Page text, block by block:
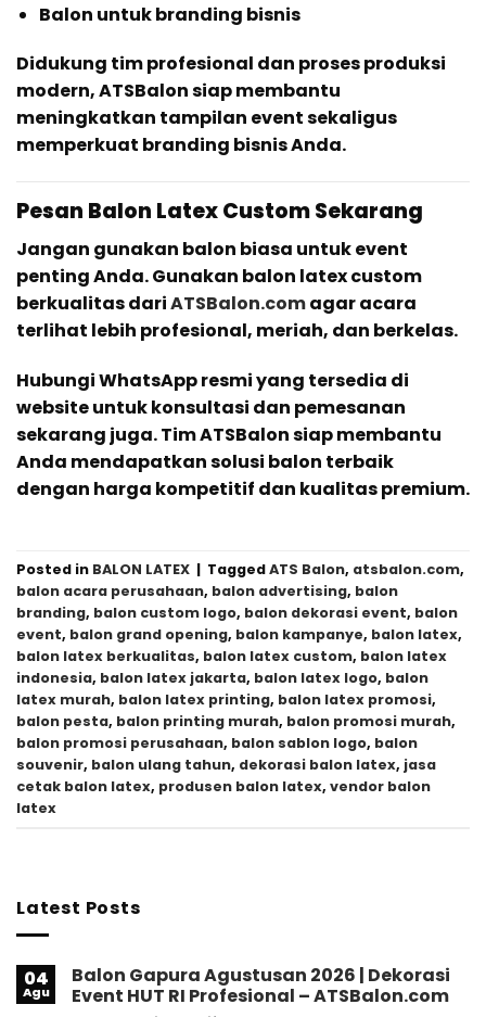
Balon untuk branding bisnis
Didukung tim profesional dan proses produksi
modern, ATSBalon siap membantu
meningkatkan tampilan event sekaligus
memperkuat branding bisnis Anda.
Pesan Balon Latex Custom Sekarang
Jangan gunakan balon biasa untuk event
penting Anda. Gunakan balon latex custom
berkualitas dariATSBalon.comagar acara
terlihat lebih profesional, meriah, dan berkelas.
Hubungi WhatsApp resmi yang tersedia di
website untuk konsultasi dan pemesanan
sekarang juga. Tim ATSBalon siap membantu
Anda mendapatkan solusi balon terbaik
dengan harga kompetitif dan kualitas premium.
Posted in BALON LATEX | TaggedATS Balon, atsbalon.com,
balon acara perusahaan, balon advertising, balon
branding, balon custom logo, balon dekorasi event, balon
event, balon grand opening, balon kampanye, balon latex,
balon latex berkualitas, balon latex custom, balon latex
indonesia, balon latex jakarta, balon latex logo, balon
latex murah, balon latex printing, balon latex promosi,
balon pesta, balon printing murah, balon promosi murah,
balon promosi perusahaan, balon sablon logo, balon
souvenir, balon ulang tahun, dekorasi balon latex, jasa
cetak balon latex, produsen balon latex, vendor balon
latex
Latest Posts
04
Agu
Balon Gapura Agustusan 2026 | Dekorasi
Event HUT RI Profesional – ATSBalon.com